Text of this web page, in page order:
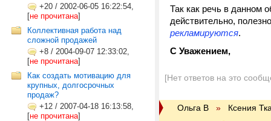
+20 / 2002-06-05 16:22:54,
[не прочитана]
Коллективная работа над
сложной продажей
+8 / 2004-09-07 12:33:02,
[не прочитана]
Как создать мотивацию для
крупных, долгосрочных
продаж?
+12 / 2007-04-18 16:13:58,
[не прочитана]
Так как речь в данном
действительно,
рекламируются.
С Уважением,
[Нет ответов на это
Ольга В » Ксения